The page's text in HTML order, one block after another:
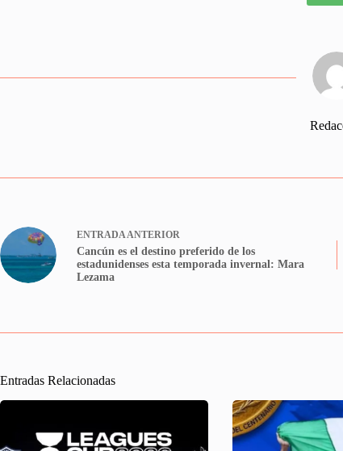
ENTRADA ANTERIOR
Cancún es el destino preferido de los
estadunidenses esta temporada invernal: Mara
Lezama
Entradas Relacionadas